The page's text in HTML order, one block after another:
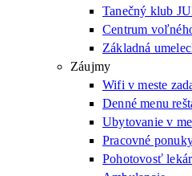
Tanečný klub
Centrum
Základná
Záujmy
Wifi v meste
Denné menu
Ubytovanie v
Pracovné
Pohotovosť